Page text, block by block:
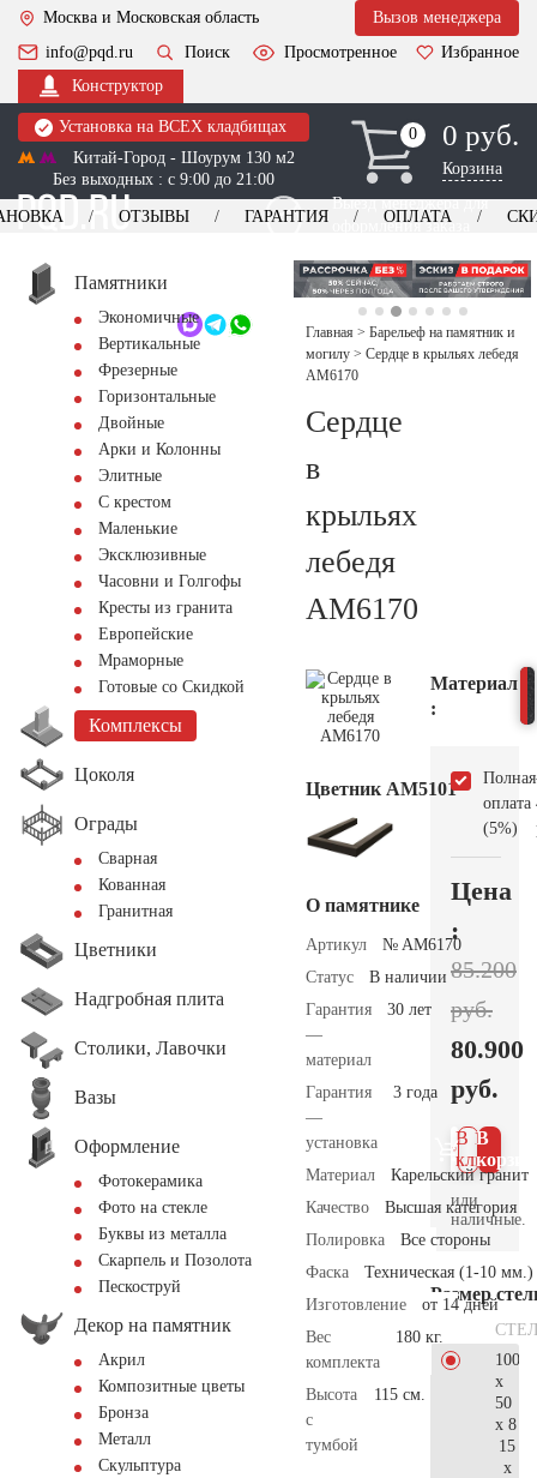
Москва и Московская область
Вызов менеджера
info@pqd.ru
Поиск Просмотренное
Избранное
Конструктор
Установка на ВСЕХ кладбищах
Китай-Город - Шоурум 130 м2
Без выходных : с 9:00 до 21:00
0
0 0 руб.
Корзина
Выезд менеджера для
оформления заказа
+7 (495) 518-44-23
Обратный звонок
ОТЗЫВЫ ГАРАНТИЯ ОПЛАТА
Памятники
Экономичные
Вертикальные
Фрезерные
Горизонтальные
Двойные
Арки и Колонны
Элитные
С крестом
Маленькие
Эксклюзивные
Часовни и Голгофы
Кресты из гранита
Европейские
Мраморные
Готовые со Скидкой
Комплексы
Цоколя
Ограды
Сварная
Кованная
Гранитная
Цветники
Надгробная плита
Столики, Лавочки
Вазы
Оформление
Фотокерамика
Фото на стекле
Буквы из металла
Скарпель и Позолота
Пескоструй
Декор на памятник
Акрил
Композитные цветы
Бронза
Металл
Скульптура
Главная > Барельеф на памятник и
могилу > Сердце в крыльях лебедя
AM6170
Сердце
в
крыльях
лебедя
AM6170
Цветник АМ5101
О памятнике
Артикул
№ AM6170
Статус
В наличии
Гарантия
—
материал
30 лет
Гарантия
—
установка
3 года
Материал
Карельский гранит
Качество
Высшая категория
Полировка
Все стороны
Фаска
Техническая (1-10 мм.)
Изготовление
от 14 дней
Вес
комплекта
180 кг.
Высота
с
тумбой
115 см.
Материал
:
Полная
оплата
(5%)
Цена
:
85.200
руб.
80.900
руб.
В
В 1
клик
или
наличные.
Размер
100
x
50
x 8
15
x